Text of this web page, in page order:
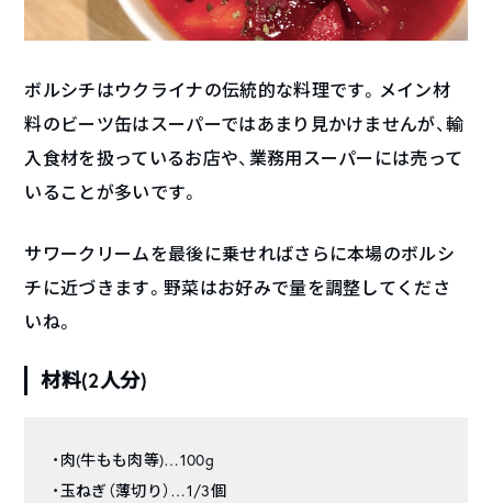
ボルシチはウクライナの伝統的な料理です。メイン材
料のビーツ缶はスーパーではあまり見かけませんが、輸
入食材を扱っているお店や、業務用スーパーには売って
いることが多いです。
サワークリームを最後に乗せればさらに本場のボルシ
チに近づきます。野菜はお好みで量を調整してくださ
いね。
材料(2人分)
・肉(牛もも肉等)…100g
・玉ねぎ（薄切り）…1/3個